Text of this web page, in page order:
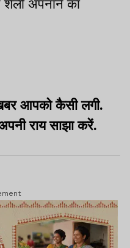
शैली अपनाने का
आपको कैसी लगी.
राय साझा करें.